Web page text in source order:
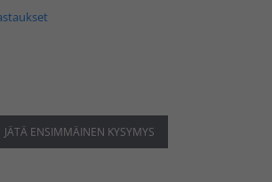
JÄTÄ ENSIMMÄINEN KYSYMYS